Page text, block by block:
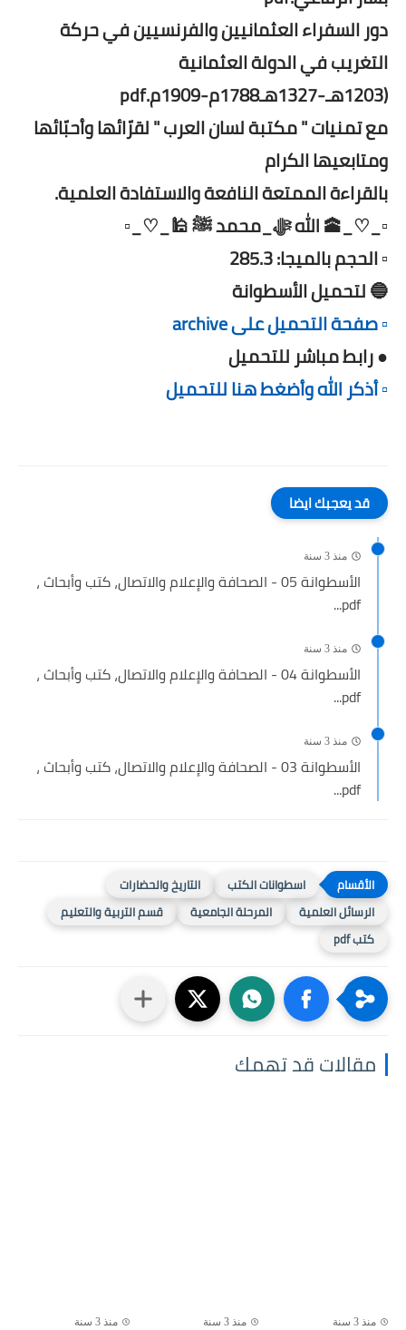
دور السفراء العثمانيين والفرنسيين في حركة
التغريب في الدولة العثمانية
(1203هـ-1327هـ1788م-1909م.pdf
مع تمنيات " مكتبة لسان العرب " لقرّائها وأحبّائها
ومتابعيها الكرام
بالقراءة الممتعة النافعة والاستفادة العلمية.
▫️_♡_🕋 الله ﷻ_محمد ﷺ 🕌_♡_▫️
▫️ الحجم بالميجا: 285.3
🔵 لتحميل الأسطوانة
▫️ صفحة التحميل على archive
● رابط مباشر للتحميل
▫️ أذكر الله وأضغط هنا للتحميل
قد يعجبك ايضا
منذ 3 سنة
الأسطوانة 05 - الصحافة والإعلام والاتصال، كتب وأبحاث ،
pdf...
منذ 3 سنة
الأسطوانة 04 - الصحافة والإعلام والاتصال، كتب وأبحاث ،
pdf...
منذ 3 سنة
الأسطوانة 03 - الصحافة والإعلام والاتصال، كتب وأبحاث ،
pdf...
اسطوانات الكتب
التاريخ والحضارات
الرسائل العلمية
المرحلة الجامعية
قسم التربية والتعليم
كتب pdf
مقالات قد تهمك
منذ 3 سنة منذ 3 سنة منذ 3 سنة